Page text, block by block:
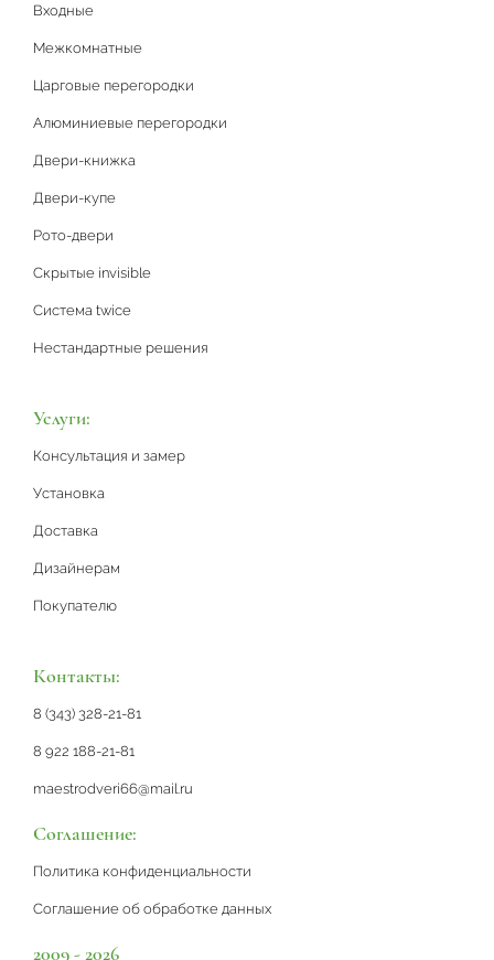
Входные
Межкомнатные
Царговые перегородки
Алюминиевые перегородки
Двери-книжка
Двери-купе
Рото-двери
Скрытые invisible
Система twice
Нестандартные решения
Услуги:
Консультация и замер
Установка
Доставка
Дизайнерам
Покупателю
Контакты:
8 (343) 328-21-81
8 922 188-21-81
maestrodveri66@mail.ru
Соглашение:
Политика конфиденциальности
Соглашение об обработке данных
2009 - 2026